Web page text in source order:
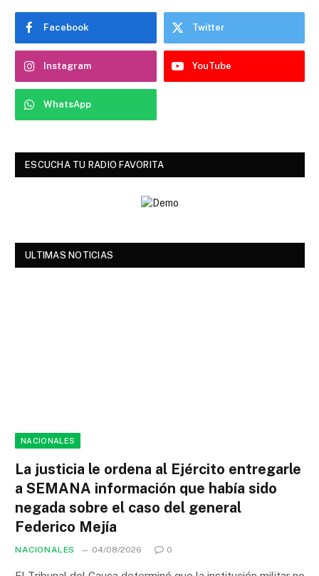
Facebook Twitter
Instagram YouTube
WhatsApp
ESCUCHA TU RADIO FAVORITA
ULTIMAS NOTICIAS
NACIONALES
La justicia le ordena al Ejército entregarle
a SEMANA información que había sido
negada sobre el caso del general
Federico Mejía
NACIONALES 04/08/2026 0